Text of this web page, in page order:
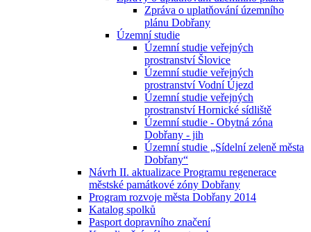
Zpráva o uplatňování územního
plánu Dobřany
Územní studie
Územní studie veřejných
prostranství Šlovice
Územní studie veřejných
prostranství Vodní Újezd
Územní studie veřejných
prostranství Hornické sídliště
Územní studie - Obytná zóna
Dobřany - jih
Územní studie „Sídelní zeleně města
Dobřany“
Návrh II. aktualizace Programu regenerace
městské památkové zóny Dobřany
Program rozvoje města Dobřany 2014
Katalog spolků
Pasport dopravního značení